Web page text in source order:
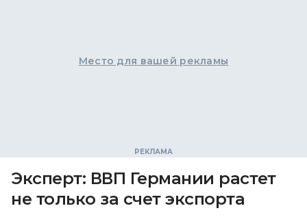
Место для вашей рекламы
Эксперт: ВВП Германии растет
не только за счет экспорта